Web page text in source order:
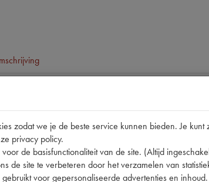
zodat we je de beste service kunnen bieden. Je
privacy policy.
de basisfunctionaliteit van de site. (Altijd
de site te verbeteren door het verzamelen van
voor gepersonaliseerde advertenties en inhoud.